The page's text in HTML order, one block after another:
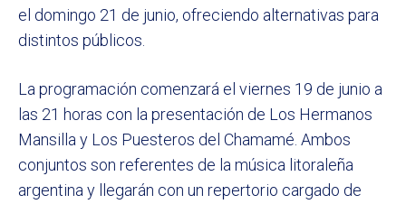
el domingo 21 de junio, ofreciendo alternativas para
distintos públicos.
La programación comenzará el viernes 19 de junio a
las 21 horas con la presentación de Los Hermanos
Mansilla y Los Puesteros del Chamamé. Ambos
conjuntos son referentes de la música litoraleña
argentina y llegarán con un repertorio cargado de